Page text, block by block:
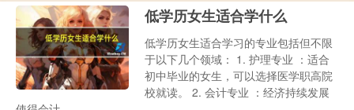
低学历女生适合学什么
低学历女生适合学习的专业包括但不限
于以下几个领域： 1. 护理专业 ：适合
初中毕业的女生，可以选择医学职高院
校就读。 2. 会计专业 ：经济持续发展